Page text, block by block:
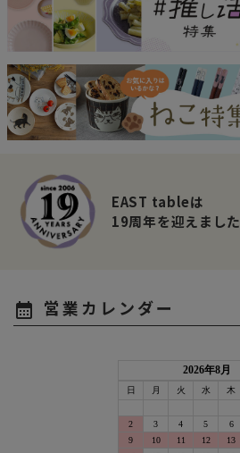
EAST tableは
19周年を迎えました
calendar_month 営業カレンダー